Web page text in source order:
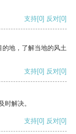
支持[0] 反对[0]
地，了解当地的风土
支持[0] 反对[0]
时解决。
支持[0] 反对[0]